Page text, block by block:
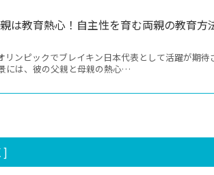
は教育熱心！自主性を育む両親の教育方
ンピックでブレイキン日本代表として活躍が期待
には、彼の父親と母親の熱心…